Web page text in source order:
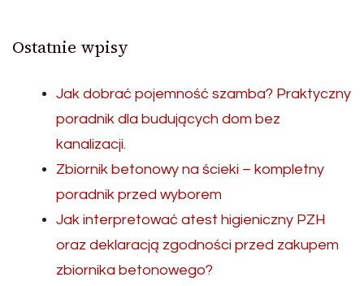
Ostatnie wpisy
Jak dobrać pojemność szamba? Praktyczny
poradnik dla budujących dom bez
kanalizacji.
Zbiornik betonowy na ścieki – kompletny
poradnik przed wyborem
Jak interpretować atest higieniczny PZH
oraz deklaracją zgodności przed zakupem
zbiornika betonowego?